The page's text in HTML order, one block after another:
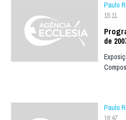
Paulo
15:11
de
Paulo
16:47